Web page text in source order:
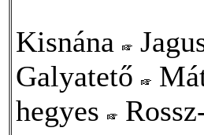
Kisnána
Galyatető
hegyes